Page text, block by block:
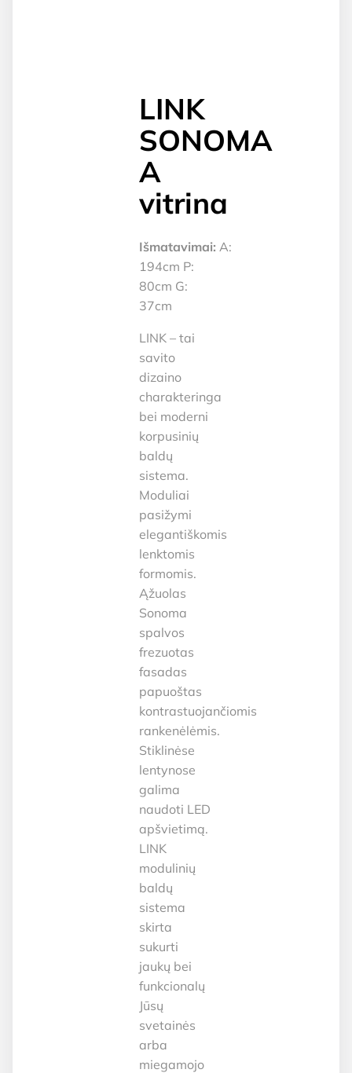
LINK
SONOMA
A
vitrina
Išmatavimai: A:
194cm P:
80cm G:
37cm
LINK – tai
savito
dizaino
charakteringa
bei moderni
korpusinių
baldų
sistema.
Moduliai
pasižymi
elegantiškomis
lenktomis
formomis.
Ąžuolas
Sonoma
spalvos
frezuotas
fasadas
papuoštas
kontrastuojančiomis
rankenėlėmis.
Stiklinėse
lentynose
galima
naudoti LED
apšvietimą.
LINK
modulinių
baldų
sistema
skirta
sukurti
jaukų bei
funkcionalų
Jūsų
svetainės
arba
miegamojo